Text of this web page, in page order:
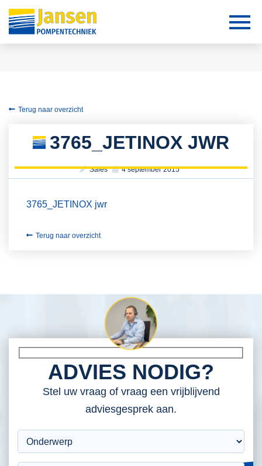
Terug naar overzicht
3765_JETINOX JWR
Sales 4 september 2015
3765_JETINOX jwr
Terug naar overzicht
ADVIES NODIG?
Stel uw vraag of vraag een vrijblijvend
adviesgesprek aan.